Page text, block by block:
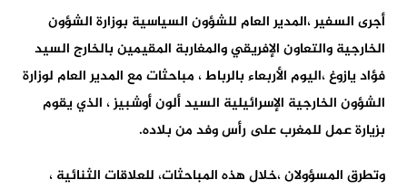
أجرى السفير ،المدير العام للشؤون السياسية بوزارة الشؤون
الخارجية والتعاون الإفريقي والمغاربة المقيمين بالخارج السيد
فؤاد يازوغ ،اليوم الأربعاء بالرباط ، مباحثات مع المدير العام لوزارة
الشؤون الخارجية الإسرائيلية السيد ألون أوشبيز ، الذي يقوم
بزيارة عمل للمغرب على رأس وفد من بلاده.
وتطرق المسؤولان ،خلال هذه المباحثات، للعلاقات الثنائية ،